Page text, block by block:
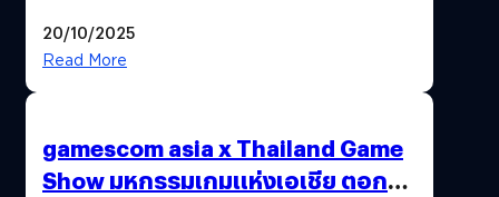
20/10/2025
Read More
gamescom asia x Thailand Game
Show มหกรรมเกมแห่งเอเชีย ตอกย้ำ